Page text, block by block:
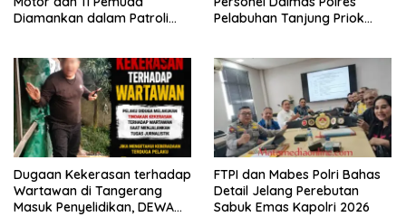
Diamankan dalam Patroli
Pelabuhan Tanjung Priok
Dugaan Kekerasan terhadap
Wartawan di Tangerang
Masuk Penyelidikan, DEWA
FTPI dan Mabes Polri Bahas
Detail Jelang Perebutan
Sabuk Emas Kapolri 2026